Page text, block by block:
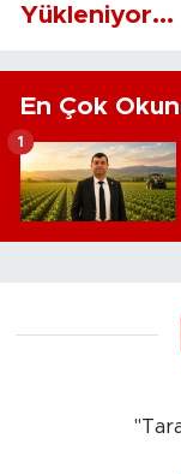
Yükleniyor...
En Çok
1